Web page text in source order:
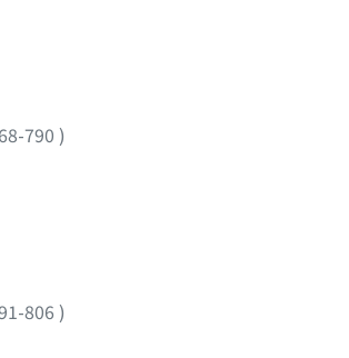
790 )
806 )